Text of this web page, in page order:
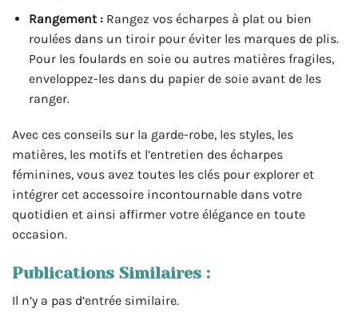
Rangement :Rangez vos écharpes à plat ou bien
roulées dans un tiroir pour éviter les marques de plis.
Pour les foulards en soie ou autres matières fragiles,
enveloppez-les dans du papier de soie avant de les
ranger.
Avec ces conseils sur la garde-robe, les styles, les
matières, les motifs et l’entretien des écharpes
féminines, vous avez toutes les clés pour explorer et
intégrer cet accessoire incontournable dans votre
quotidien et ainsi affirmer votre élégance en toute
occasion.
Publications Similaires :
Il n’y a pas d’entrée similaire.